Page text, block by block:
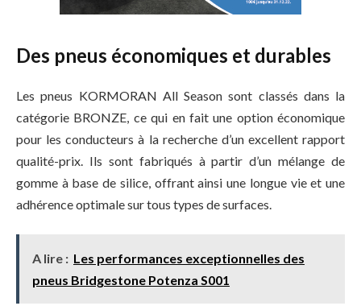
Des pneus économiques et durables
Les pneus KORMORAN All Season sont classés dans la
catégorie BRONZE, ce qui en fait une option économique
pour les conducteurs à la recherche d’un excellent rapport
qualité-prix. Ils sont fabriqués à partir d’un mélange de
gomme à base de silice, offrant ainsi une longue vie et une
adhérence optimale sur tous types de surfaces.
A lire : Les performances exceptionnelles des
pneus Bridgestone Potenza S001